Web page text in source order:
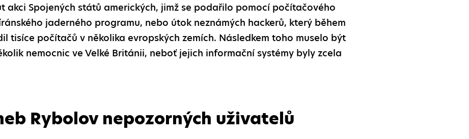
akci Spojených států amerických, jimž se podařilo pomocí počítačového
jaderného programu, nebo útok neznámých hackerů, který během
tisíce počítačů v několika evropských zemích. Následkem toho muselo být
nemocnic ve Velké Británii, neboť jejich informační systémy byly zcela
Rybolov nepozorných uživatelů